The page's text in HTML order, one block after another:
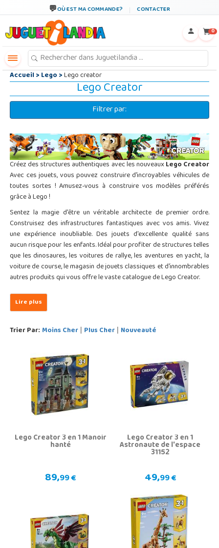
OÙ EST MA COMMANDE? CONTACTER
0
Accueil>Lego>Lego creator
Lego Creator
Filtrer par:
Créez des structures authentiques avec les nouveauxLego Creator
Avec ces jouets, vous pouvez construire d'incroyables véhicules de
toutes sortes ! Amusez-vous à construire vos modèles préférés
grâce à Lego !
Sentez la magie d'être un véritable architecte de premier ordre.
Construisez des infrastructures fantastiques avec vos amis. Vivez
une expérience inoubliable. Des jouets d'excellente qualité sans
aucun risque pour les enfants. Idéal pour profiter de structures telles
que les dinosaures, les voitures de rallye, les aventures en yacht, la
voiture de course, le magasin de jouets classiques et d'innombrables
autres produits qui vous offre le vaste catalogue de Lego Creator.
Trier Par: Moins Cher | Plus Cher | Nouveauté
Lego Creator 3 en 1 Manoir
hanté
89,99 €
Lego Creator 3 en 1
Astronaute de l'espace
31152
49,99 €